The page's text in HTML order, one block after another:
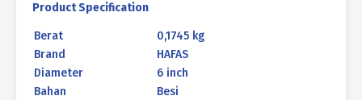
Product Specification
Berat
0,1745 kg
Brand
HAFAS
Diameter
6 inch
Bahan
Besi